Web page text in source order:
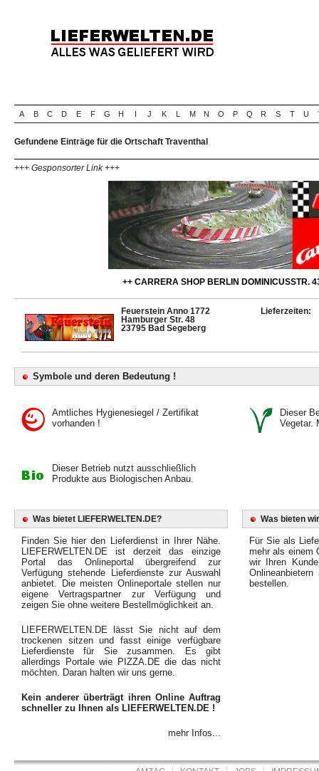
A B C D E F G H I J K L M N O P Q R S T U
Gefundene Einträge für die Ortschaft Traventhal
+++ Gesponsorter Link +++
++ CARRERA SHOP BERLIN DOMINICUSSTR.
Feuerstein Anno 1772
Hamburger Str. 48
23795 Bad Segeberg
Lieferzeiten:
Symbole und deren Bedeutung !
Amtliches Hygienesiegel / Zertifikat
vorhanden !
Dieser
Vegetar.
Dieser Betrieb nutzt ausschließlich
Produkte aus Biologischen Anbau.
Was bietet LIEFERWELTEN.DE?
Finden Sie hier den Lieferdienst in Ihrer Nähe.
LIEFERWELTEN.DE ist derzeit das einzige
Portal das Onlineportal übergreifend zur
Verfügung stehende Lieferdienste zur Auswahl
anbietet. Die meisten Onlineportale stellen nur
eigene Vertragspartner zur Verfügung und
zeigen Sie ohne weitere Bestellmöglichkeit an.
LIEFERWELTEN.DE lässt Sie nicht auf dem
trockenen sitzen und fasst einige verfügbare
Lieferdienste für Sie zusammen. Es gibt
allerdings Portale wie PIZZA.DE die das nicht
möchten. Daran halten wir uns gerne.
Kein anderer überträgt ihren Online Auftrag
schneller zu Ihnen als LIEFERWELTEN.DE !
mehr Infos...
Was bieten
Für Sie als
mehr als einem
wir Ihren
bestellen.